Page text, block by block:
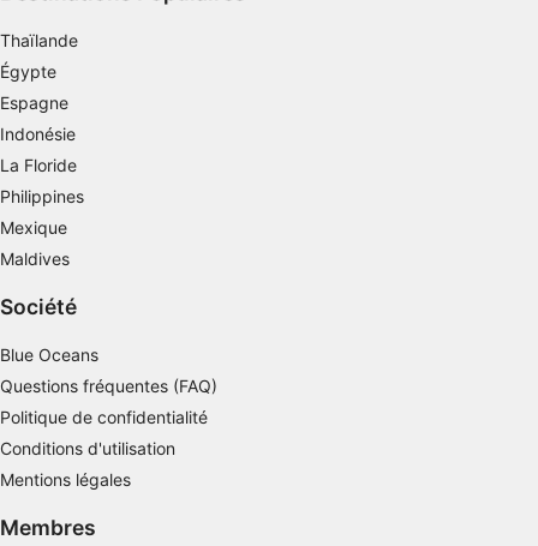
Thaïlande
Égypte
Espagne
Indonésie
La Floride
Philippines
Mexique
Maldives
Société
Blue Oceans
Questions fréquentes (FAQ)
Politique de confidentialité
Conditions d'utilisation
Mentions légales
Membres
Créer des profils pour la publicité
Utiliser des profils pour sélectionner des
publicités personnalisées
Créer des profils de contenus personnalisés
Utiliser des profils pour sélectionner des
Mesurer la performance des publicités
Mesurer la performance des contenus
Comprendre les publics par le biais de
statistiques ou de combinaisons de données
Développer et améliorer les services
sélectionner le contenu